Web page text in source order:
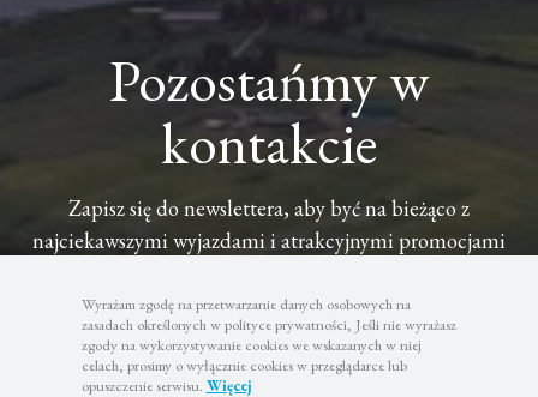
Wyrażam zgodę na przetwarzanie danych osobowych na
zasadach określonych w polityce prywatności, Jeśli nie wyrażasz
zgody na wykorzystywanie cookies we wskazanych w niej
celach, prosimy o wyłącznie cookies w przeglądarce lub
opuszczenie serwisu. Więcej
Pozostańmy w
kontakcie
Zapisz się do newslettera, aby być na bieżąco z
najciekawszymi wyjazdami i atrakcyjnymi promocjami
Subskrybuj